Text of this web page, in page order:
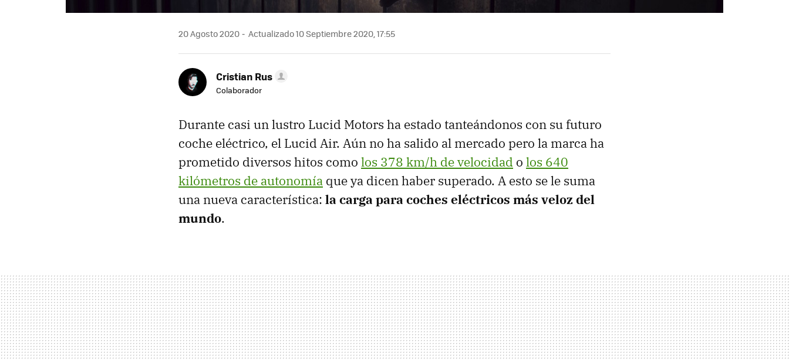
20 Agosto 2020 Actualizado 10 Septiembre 2020, 17:55
Cristian Rus
Colaborador
Durante casi un lustro Lucid Motors ha estado tanteándonos con su futuro
coche eléctrico, el Lucid Air. Aún no ha salido al mercado pero la marca ha
prometido diversos hitos como los 378 km/h de velocidad o los 640
kilómetros de autonomía que ya dicen haber superado. A esto se le suma
una nueva característica: la carga para coches eléctricos más veloz del
mundo.